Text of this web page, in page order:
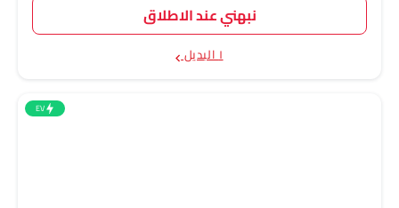
نبهني عند الاطلاق
١ البديل
EV